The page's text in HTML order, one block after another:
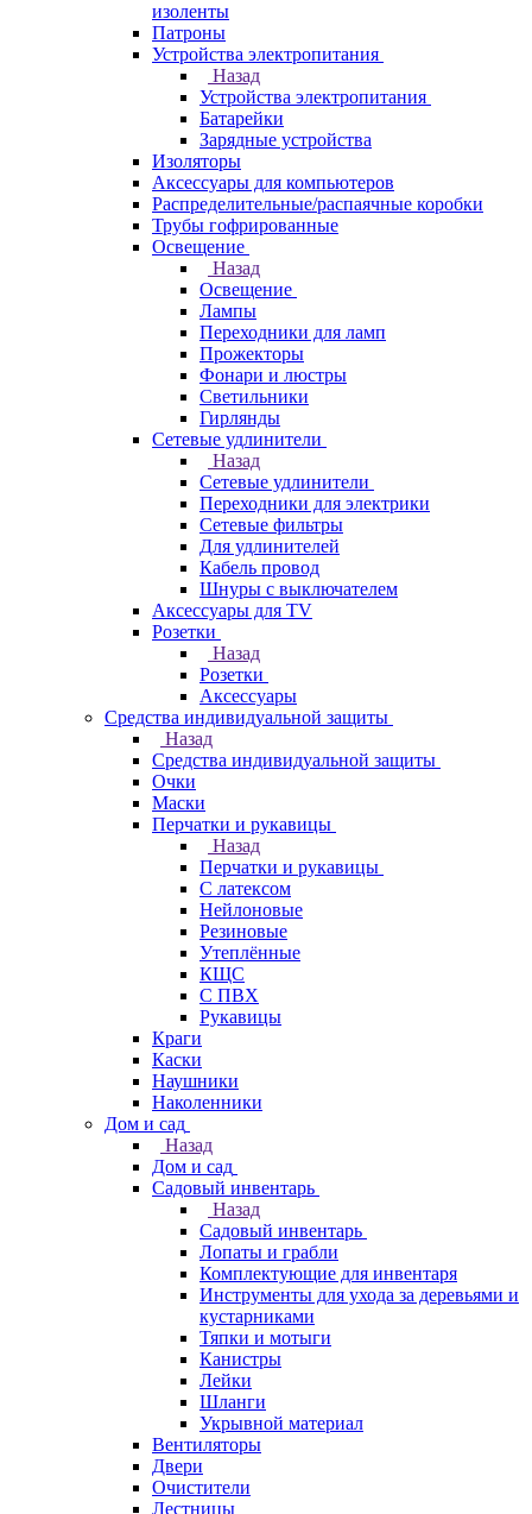
изоленты
Патроны
Устройства электропитания
Назад
Устройства электропитания
Батарейки
Зарядные устройства
Изоляторы
Аксессуары для компьютеров
Распределительные/распаячные коробки
Трубы гофрированные
Освещение
Назад
Освещение
Лампы
Переходники для ламп
Прожекторы
Фонари и люстры
Светильники
Гирлянды
Сетевые удлинители
Назад
Сетевые удлинители
Переходники для электрики
Сетевые фильтры
Для удлинителей
Кабель провод
Шнуры с выключателем
Аксессуары для TV
Розетки
Назад
Розетки
Аксессуары
Средства индивидуальной защиты
Назад
Средства индивидуальной защиты
Очки
Маски
Перчатки и рукавицы
Назад
Перчатки и рукавицы
С латексом
Нейлоновые
Резиновые
Утеплённые
КЩС
С ПВХ
Рукавицы
Краги
Каски
Наушники
Наколенники
Дом и сад
Назад
Дом и сад
Садовый инвентарь
Назад
Садовый инвентарь
Лопаты и грабли
Комплектующие для инвентаря
Инструменты для ухода за деревьями и
кустарниками
Тяпки и мотыги
Канистры
Лейки
Шланги
Укрывной материал
Вентиляторы
Двери
Очистители
Лестницы